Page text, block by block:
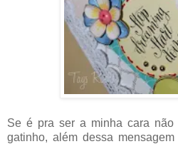
Se é pra ser a minha cara não
gatinho, além dessa